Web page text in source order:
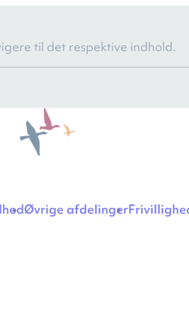
til det respektive indhold.
Øvrige afdelinger